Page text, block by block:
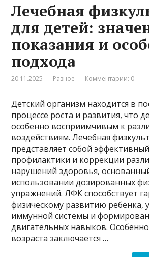
Лечебная
для детей:
показания и
подхода
20.11.2025 Разное Комментарии: 0
Детский организм находится в
процессе роста и развития, что
особенно восприимчивым к
воздействиям. Лечебная
представляет собой
профилактики и коррекции
нарушений здоровья,
использовании дозированных
упражнений. ЛФК способствует
физическому развитию ребенка,
иммунной системы и
двигательных навыков.
возраста заключается …